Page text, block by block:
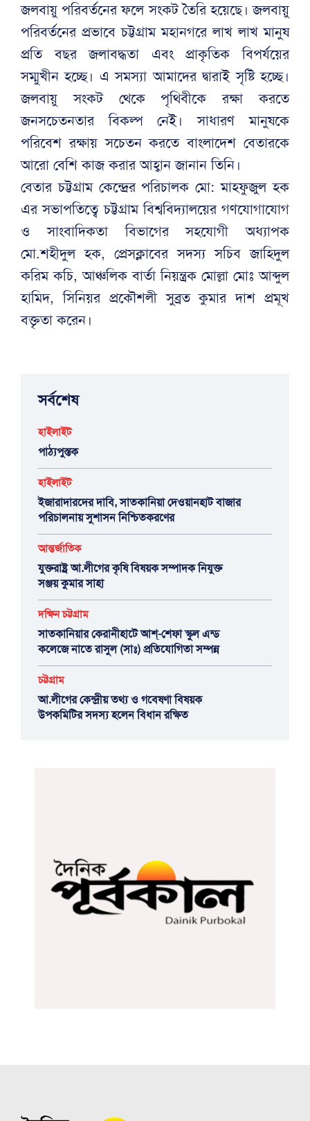
জলবায়ু পরিবর্তনের ফলে সংকট তৈরি হয়েছে। জলবায়ু
পরিবর্তনের প্রভাবে চট্টগ্রাম মহানগরে লাখ লাখ মানুষ
প্রতি বছর জলাবদ্ধতা এবং প্রাকৃতিক বিপর্যয়ের
সম্মুখীন হচ্ছে। এ সমস্যা আমাদের দ্বারাই সৃষ্টি হচ্ছে।
জলবায়ু সংকট থেকে পৃথিবীকে রক্ষা করতে
জনসচেতনতার বিকল্প নেই। সাধারণ মানুষকে
পরিবেশ রক্ষায় সচেতন করতে বাংলাদেশ বেতারকে
আরো বেশি কাজ করার আহ্বান জানান তিনি।
বেতার চট্টগ্রাম কেন্দ্রের পরিচালক মো: মাহফুজুল হক
এর সভাপতিত্বে চট্টগ্রাম বিশ্ববিদ্যালয়ের গণযোগাযোগ
ও সাংবাদিকতা বিভাগের সহযোগী অধ্যাপক
মো.শহীদুল হক, প্রেসক্লাবের সদস্য সচিব জাহিদুল
করিম কচি, আঞ্চলিক বার্তা নিয়ন্ত্রক মোল্লা মোঃ আব্দুল
হামিদ, সিনিয়র প্রকৌশলী সুব্রত কুমার দাশ প্রমূখ
বক্তৃতা করেন।
সর্বশেষ
হাইলাইট
পাঠ্যপুস্তক
হাইলাইট
ইজারাদারদের দাবি, সাতকানিয়া দেওয়ানহাট বাজার
পরিচালনায় সুশাসন নিশ্চিতকরণের
আন্তর্জাতিক
যুক্তরাষ্ট্র আ.লীগের কৃষি বিষয়ক সম্পাদক নিযুক্ত
সঞ্জয় কুমার সাহা
দক্ষিন চট্টগ্রাম
সাতকানিয়ার কেরানীহাটে আশ্-শেফা স্কুল এন্ড
কলেজে নাতে রাসুল (সাঃ) প্রতিযোগিতা সম্পন্ন
চট্টগ্রাম
আ.লীগের কেন্দ্রীয় তথ্য ও গবেষণা বিষয়ক
উপকমিটির সদস্য হলেন বিধান রক্ষিত